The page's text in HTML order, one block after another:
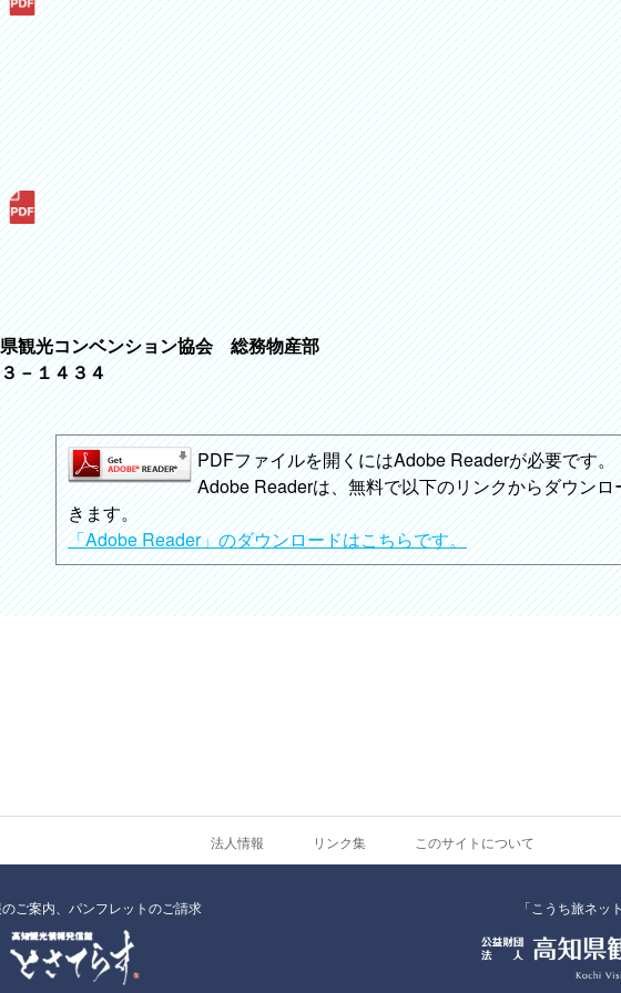
光コンベンション協会 総務物産部
１４３４
PDFファイルを開くにはAdobe Readerが必要です。
Adobe Readerは、無料で以下のリンクからダウンロ
きます。
「Adobe Reader」のダウンロードはこちらです。
法人情報 リンク集 このサイトについて
ご案内、パンフレットのご請求 「こうち旅ネ